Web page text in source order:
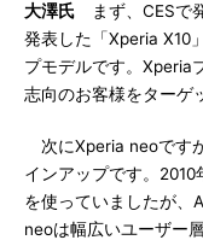
大澤氏 まず、CESで
発表した「Xperia X10
プモデルです。Xperia
志向のお客様をターゲ
次にXperia neoです
インアップです。
を使っていましたが、
neoは幅広いユーザー